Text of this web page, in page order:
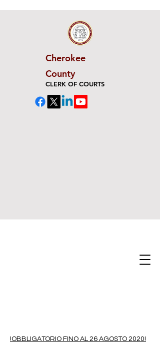
Cherokee
County
CLERK OF COURTS
!OBBLIGATORIO FINO AL 26 AGOSTO 2020!